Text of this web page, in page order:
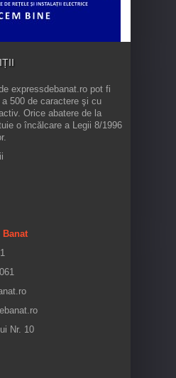
expressdebanat.ro pot fi
500 de caractere şi cu
Orice abatere de la
o încălcare a Legii 8/1996
Banat
Nr. 10